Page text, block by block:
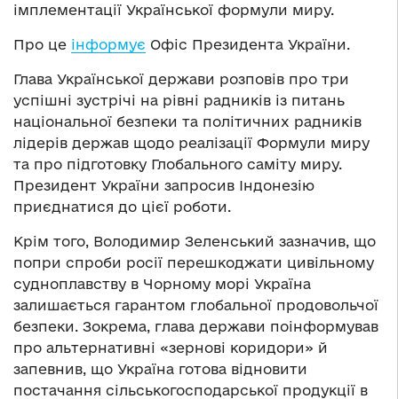
імплементації Української формули миру.
Про це інформує Офіс Президента України.
Глава Української держави розповів про три
успішні зустрічі на рівні радників із питань
національної безпеки та політичних радників
лідерів держав щодо реалізації Формули миру
та про підготовку Глобального саміту миру.
Президент України запросив Індонезію
приєднатися до цієї роботи.
Крім того, Володимир Зеленський зазначив, що
попри спроби росії перешкоджати цивільному
судноплавству в Чорному морі Україна
залишається гарантом глобальної продовольчої
безпеки. Зокрема, глава держави поінформував
про альтернативні «зернові коридори» й
запевнив, що Україна готова відновити
постачання сільськогосподарської продукції в